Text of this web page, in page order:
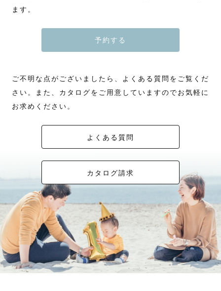
ます。
予約する
ご不明な点がございましたら、よくある質問をご覧くだ
さい。また、カタログをご用意していますのでお気軽に
お求めください。
よくある質問
カタログ請求